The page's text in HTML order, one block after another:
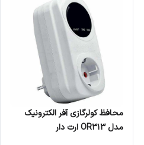
محافظ کولرگازی آفر الکترونیک
مدل OR313 ارت دار